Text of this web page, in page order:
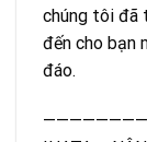
chúng tôi đã
đến cho bạn
đáo.